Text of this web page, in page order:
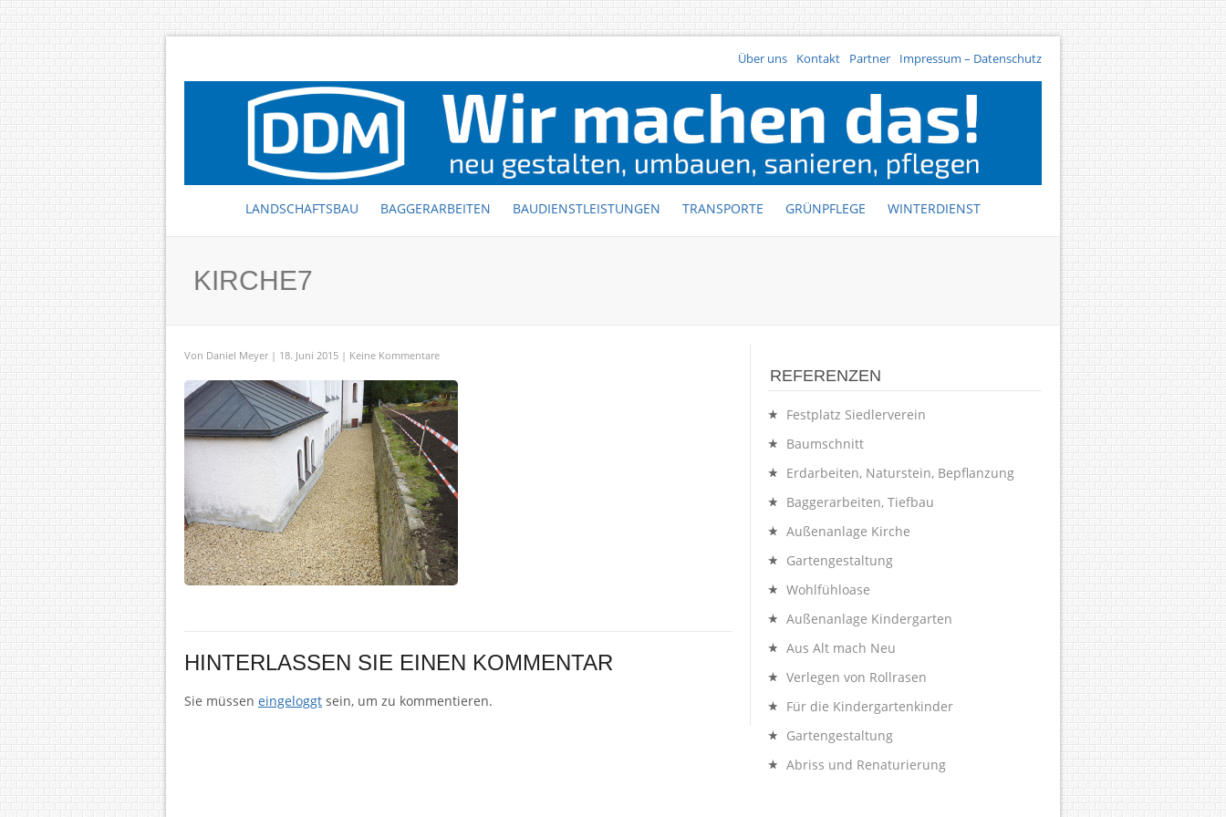
Impressum – Datenschutz
Partner
Kontakt
Über uns
LANDSCHAFTSBAU BAGGERARBEITEN BAUDIENSTLEISTUNGEN TRANSPORTE GRÜNPFLEGE WINTERDIENST
KIRCHE7
Von Daniel Meyer | 18. Juni 2015 | Keine Kommentare
HINTERLASSEN SIE EINEN KOMMENTAR
Sie müssen eingeloggt sein, um zu kommentieren.
REFERENZEN
Festplatz Siedlerverein
Baumschnitt
Erdarbeiten, Naturstein, Bepflanzung
Baggerarbeiten, Tiefbau
Außenanlage Kirche
Gartengestaltung
Wohlfühloase
Außenanlage Kindergarten
Aus Alt mach Neu
Verlegen von Rollrasen
Für die Kindergartenkinder
Gartengestaltung
Abriss und Renaturierung